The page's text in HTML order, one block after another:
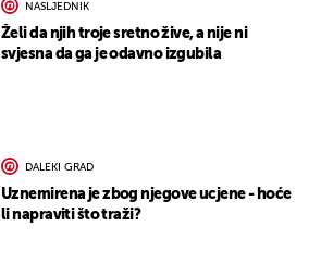
NASLJEDNIK
Želi da njih troje sretno žive, a nije ni
svjesna da ga je odavno izgubila
DALEKI GRAD
Uznemirena je zbog njegove ucjene - hoće
li napraviti što traži?